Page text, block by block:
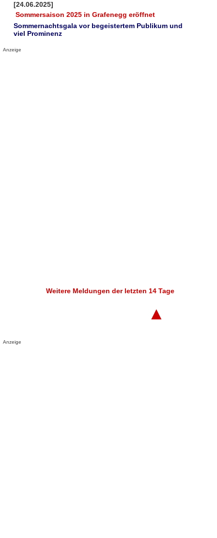
[24.06.2025]
Sommersaison 2025 in Grafenegg eröffnet
Sommernachtsgala vor begeistertem Publikum und
viel Prominenz
Anzeige
Weitere Meldungen der letzten 14 Tage
▲
Anzeige